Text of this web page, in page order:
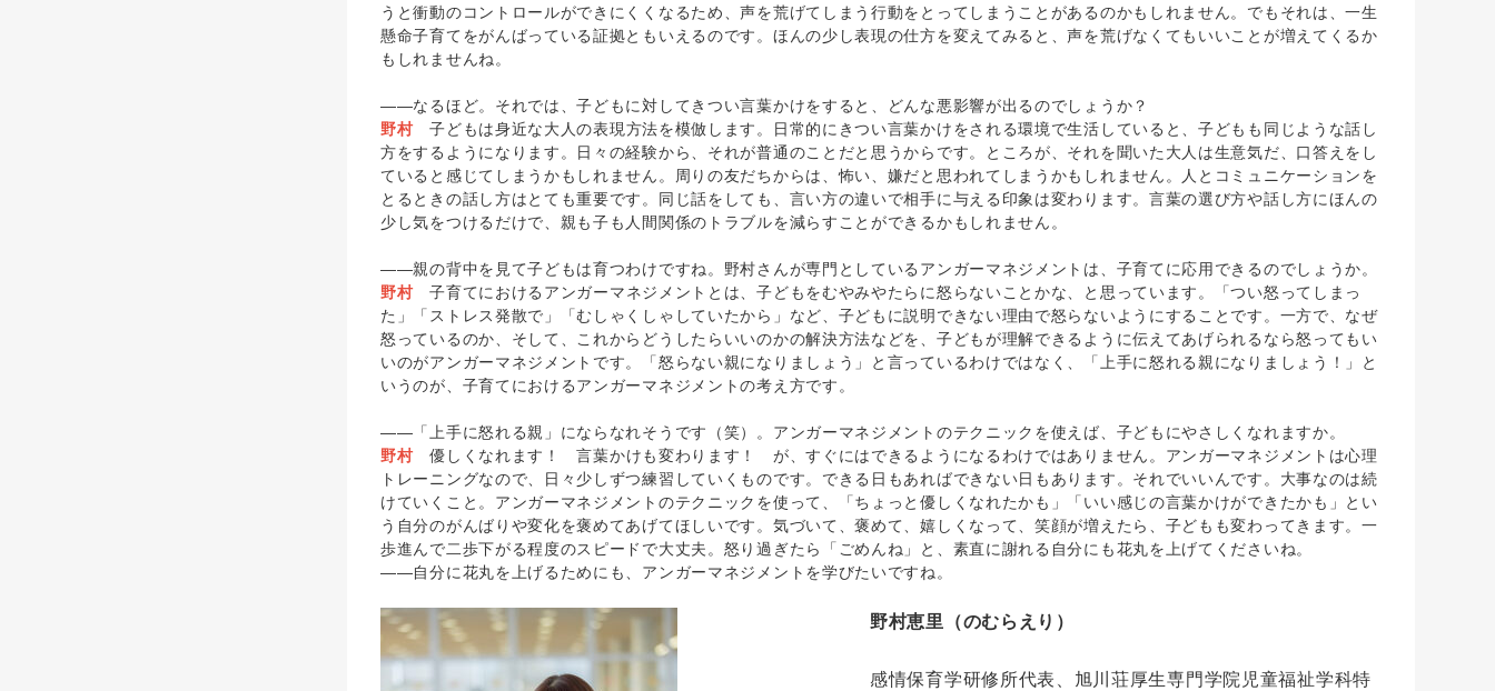
うと衝動のコントロールができにくくなるため、声を荒げてしまう行動をとってしまうことがあるのかもしれません。でもそれは、一生
懸命子育てをがんばっている証拠ともいえるのです。ほんの少し表現の仕方を変えてみると、声を荒げなくてもいいことが増えてくるか
もしれませんね。
――なるほど。それでは、子どもに対してきつい言葉かけをすると、どんな悪影響が出るのでしょうか？
野村子どもは身近な大人の表現方法を模倣します。日常的にきつい言葉かけをされる環境で生活していると、子どもも同じような話し
方をするようになります。日々の経験から、それが普通のことだと思うからです。ところが、それを聞いた大人は生意気だ、口答えをし
ていると感じてしまうかもしれません。周りの友だちからは、怖い、嫌だと思われてしまうかもしれません。人とコミュニケーションを
とるときの話し方はとても重要です。同じ話をしても、言い方の違いで相手に与える印象は変わります。言葉の選び方や話し方にほんの
少し気をつけるだけで、親も子も人間関係のトラブルを減らすことができるかもしれません。
――親の背中を見て子どもは育つわけですね。野村さんが専門としているアンガーマネジメントは、子育てに応用できるのでしょうか。
野村子育てにおけるアンガーマネジメントとは、子どもをむやみやたらに怒らないことかな、と思っています。「つい怒ってしまっ
た」「ストレス発散で」「むしゃくしゃしていたから」など、子どもに説明できない理由で怒らないようにすることです。一方で、なぜ
怒っているのか、そして、これからどうしたらいいのかの解決方法などを、子どもが理解できるように伝えてあげられるなら怒ってもい
いのがアンガーマネジメントです。「怒らない親になりましょう」と言っているわけではなく、「上手に怒れる親になりましょう！」と
いうのが、子育てにおけるアンガーマネジメントの考え方です。
――「上手に怒れる親」にならなれそうです（笑）。アンガーマネジメントのテクニックを使えば、子どもにやさしくなれますか。
野村優しくなれます！ 言葉かけも変わります！ が、すぐにはできるようになるわけではありません。アンガーマネジメントは心理
トレーニングなので、日々少しずつ練習していくものです。できる日もあればできない日もあります。それでいいんです。大事なのは続
けていくこと。アンガーマネジメントのテクニックを使って、「ちょっと優しくなれたかも」「いい感じの言葉かけができたかも」とい
う自分のがんばりや変化を褒めてあげてほしいです。気づいて、褒めて、嬉しくなって、笑顔が増えたら、子どもも変わってきます。一
歩進んで二歩下がる程度のスピードで大丈夫。怒り過ぎたら「ごめんね」と、素直に謝れる自分にも花丸を上げてくださいね。
――自分に花丸を上げるためにも、アンガーマネジメントを学びたいですね。
野村恵里（のむらえり）
感情保育学研修所代表、旭川荘厚生専門学院児童福祉学科特